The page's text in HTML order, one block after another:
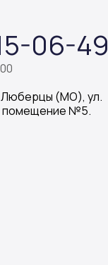
06-49
Люберцы (МО), ул.
помещение №5.